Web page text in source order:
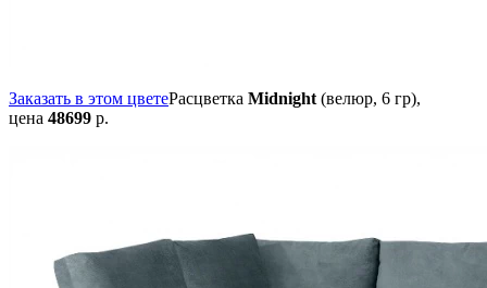
Заказать в этом цветеРасцветка Midnight(велюр, 6 гр),
цена 48699 р.